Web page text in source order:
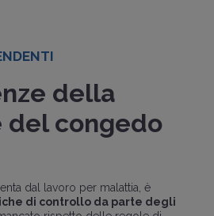
della
del congedo
dal lavoro per malattia, è
di controllo da parte degli